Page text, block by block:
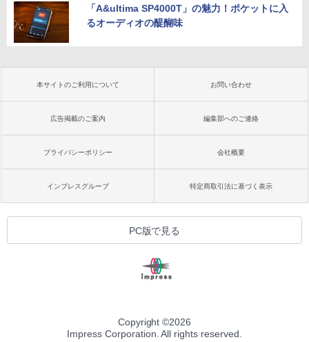
「A&ultima SP4000T」の魅力！ポケットに入
るオーディオの醍醐味
本サイトのご利用について お問い合わせ
広告掲載のご案内 編集部へのご連絡
プライバシーポリシー 会社概要
インプレスグループ 特定商取引法に基づく表示
PC版で見る
Copyright ©2026
Impress Corporation. All rights reserved.